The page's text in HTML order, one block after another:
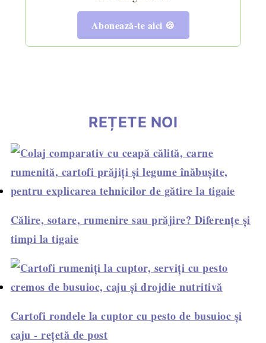
Abonează-te aici 🍪
REȚETE NOI
Călire, sotare, rumenire sau prăjire? Diferențe și
timpi la tigaie
Cartofi rondele la cuptor cu pesto de busuioc și
caju - rețetă de post